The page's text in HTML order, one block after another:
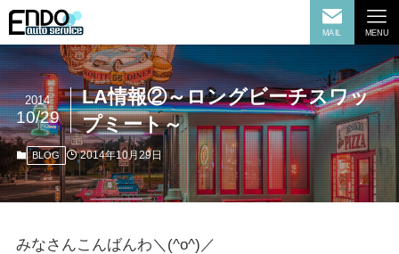
MAIL MENU
LA情報②～ロングビーチスワッ
プミート～
2014
10/29
BLOG 2014年10月29日
みなさんこんばんわ＼(^o^)／